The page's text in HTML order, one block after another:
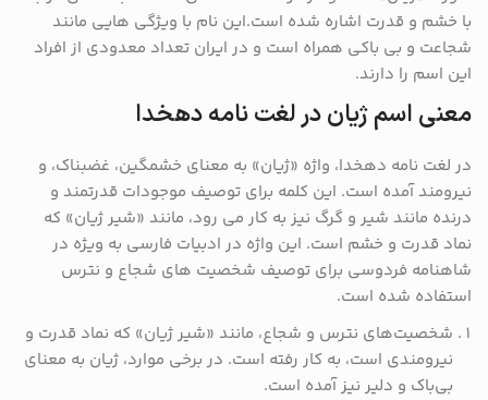
با خشم و قدرت اشاره شده است.این نام با ویژگی هایی مانند
شجاعت و بی باکی همراه است و در ایران تعداد معدودی از افراد
این اسم را دارند​.
معنی اسم ژیان در لغت نامه دهخدا
در لغت نامه دهخدا، واژه «ژیان» به معنای خشمگین، غضبناک، و
نیرومند آمده است. این کلمه برای توصیف موجودات قدرتمند و
درنده مانند شیر و گرگ نیز به کار می رود، مانند «شیر ژیان» که
نماد قدرت و خشم است. این واژه در ادبیات فارسی به ویژه در
شاهنامه فردوسی برای توصیف شخصیت های شجاع و نترس
استفاده شده است.
شخصیت‌های نترس و شجاع، مانند «شیر ژیان» که نماد قدرت و
نیرومندی است، به کار رفته است. در برخی موارد، ژیان به معنای
بی‌باک و دلیر نیز آمده است.